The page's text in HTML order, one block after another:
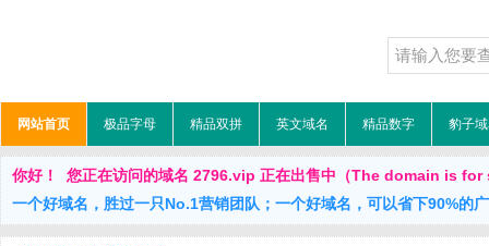
网站首页 极品字母 精品双拼 英文域名 精品数字 豹子
你好！ 您正在访问的域名 2796.vip 正在出售中（The domain is for
一个好域名，胜过一只No.1营销团队；一个好域名，可以省下90%的